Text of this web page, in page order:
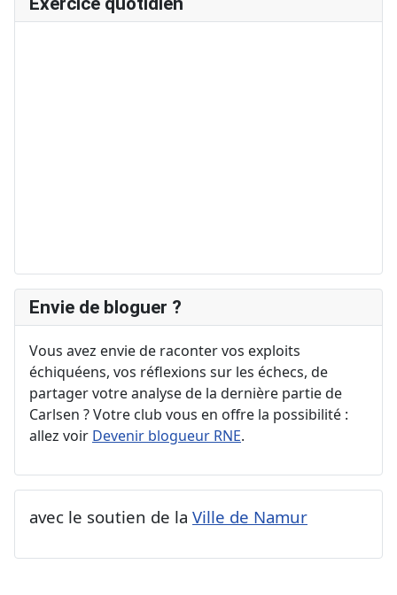
Envie de bloguer ?
Vous avez envie de raconter vos exploits
échiquéens, vos réflexions sur les échecs, de
partager votre analyse de la dernière partie de
Carlsen ? Votre club vous en offre la possibilité :
allez voir Devenir blogueur RNE.
avec le soutien de la Ville de Namur